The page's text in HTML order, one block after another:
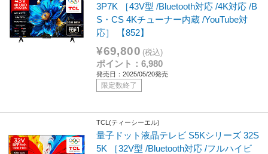
3P7K ［43V型 /Bluetooth対応 /4K対応 /B
S・CS 4Kチューナー内蔵 /YouTube対
応］ 【852】
¥69,800 (税込)
ポイント：6,980
発売日：2025/05/20発売
限定数終了
TCL(ティーシーエル)
量子ドット液晶テレビ S5Kシリーズ 32S
5K ［32V型 /Bluetooth対応 /フルハイビ